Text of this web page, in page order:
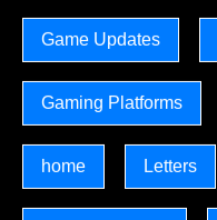
Game Updates
Gaming Platforms
home Letters